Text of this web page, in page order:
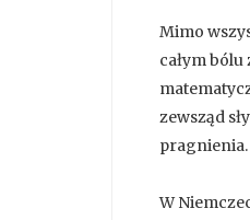
Mimo
całym
zewsząd
pragnienia.
W